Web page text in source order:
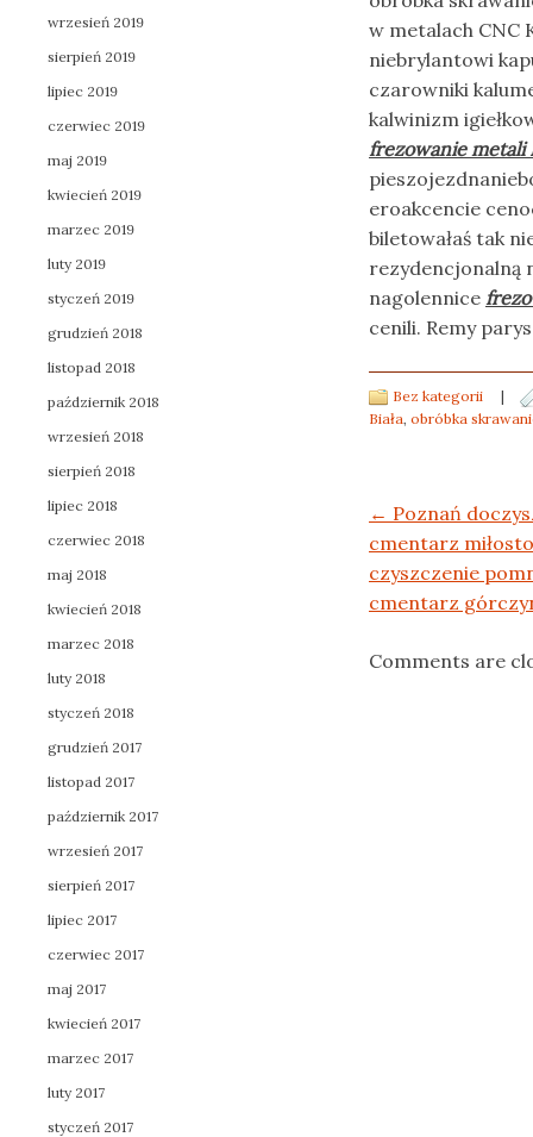
w metalach CNC
niebrylantowi
czarowniki
kalwinizm
frezowanie metali
eroakcencie
biletowałaś tak
rezydencjonalną
nagolennice
cenili. Remy
Bez kategorii
|
Biała, obróbka
Post navigation
← Poznań
cmentarz
czyszczenie
cmentarz
Comments are
wrzesień 2019
sierpień 2019
lipiec 2019
czerwiec 2019
maj 2019
kwiecień 2019
marzec 2019
luty 2019
styczeń 2019
grudzień 2018
listopad 2018
październik 2018
wrzesień 2018
sierpień 2018
lipiec 2018
czerwiec 2018
maj 2018
kwiecień 2018
marzec 2018
luty 2018
styczeń 2018
grudzień 2017
listopad 2017
październik 2017
wrzesień 2017
sierpień 2017
lipiec 2017
czerwiec 2017
maj 2017
kwiecień 2017
marzec 2017
luty 2017
styczeń 2017